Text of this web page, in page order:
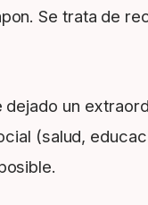
Se trata de
un
(salud,